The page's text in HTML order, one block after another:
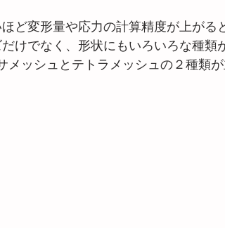
ど変形量や応力の計算精度が上がる
けでなく、形状にもいろいろな種類
メッシュとテトラメッシュの２種類が